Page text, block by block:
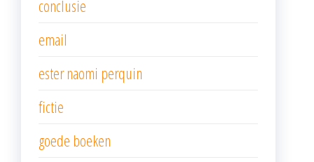
conclusie
email
ester naomi perquin
fictie
goede boeken